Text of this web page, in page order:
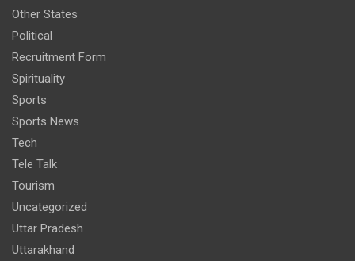
Other States
Political
Recruitment Form
Spirituality
Sports
Sports News
Tech
Tele Talk
Tourism
Uncategorized
Uttar Pradesh
Uttarakhand